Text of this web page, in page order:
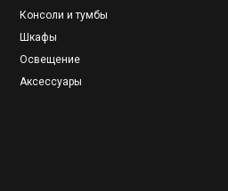
Шкафы
Освещение
Аксессуары
Консоли и тумбы